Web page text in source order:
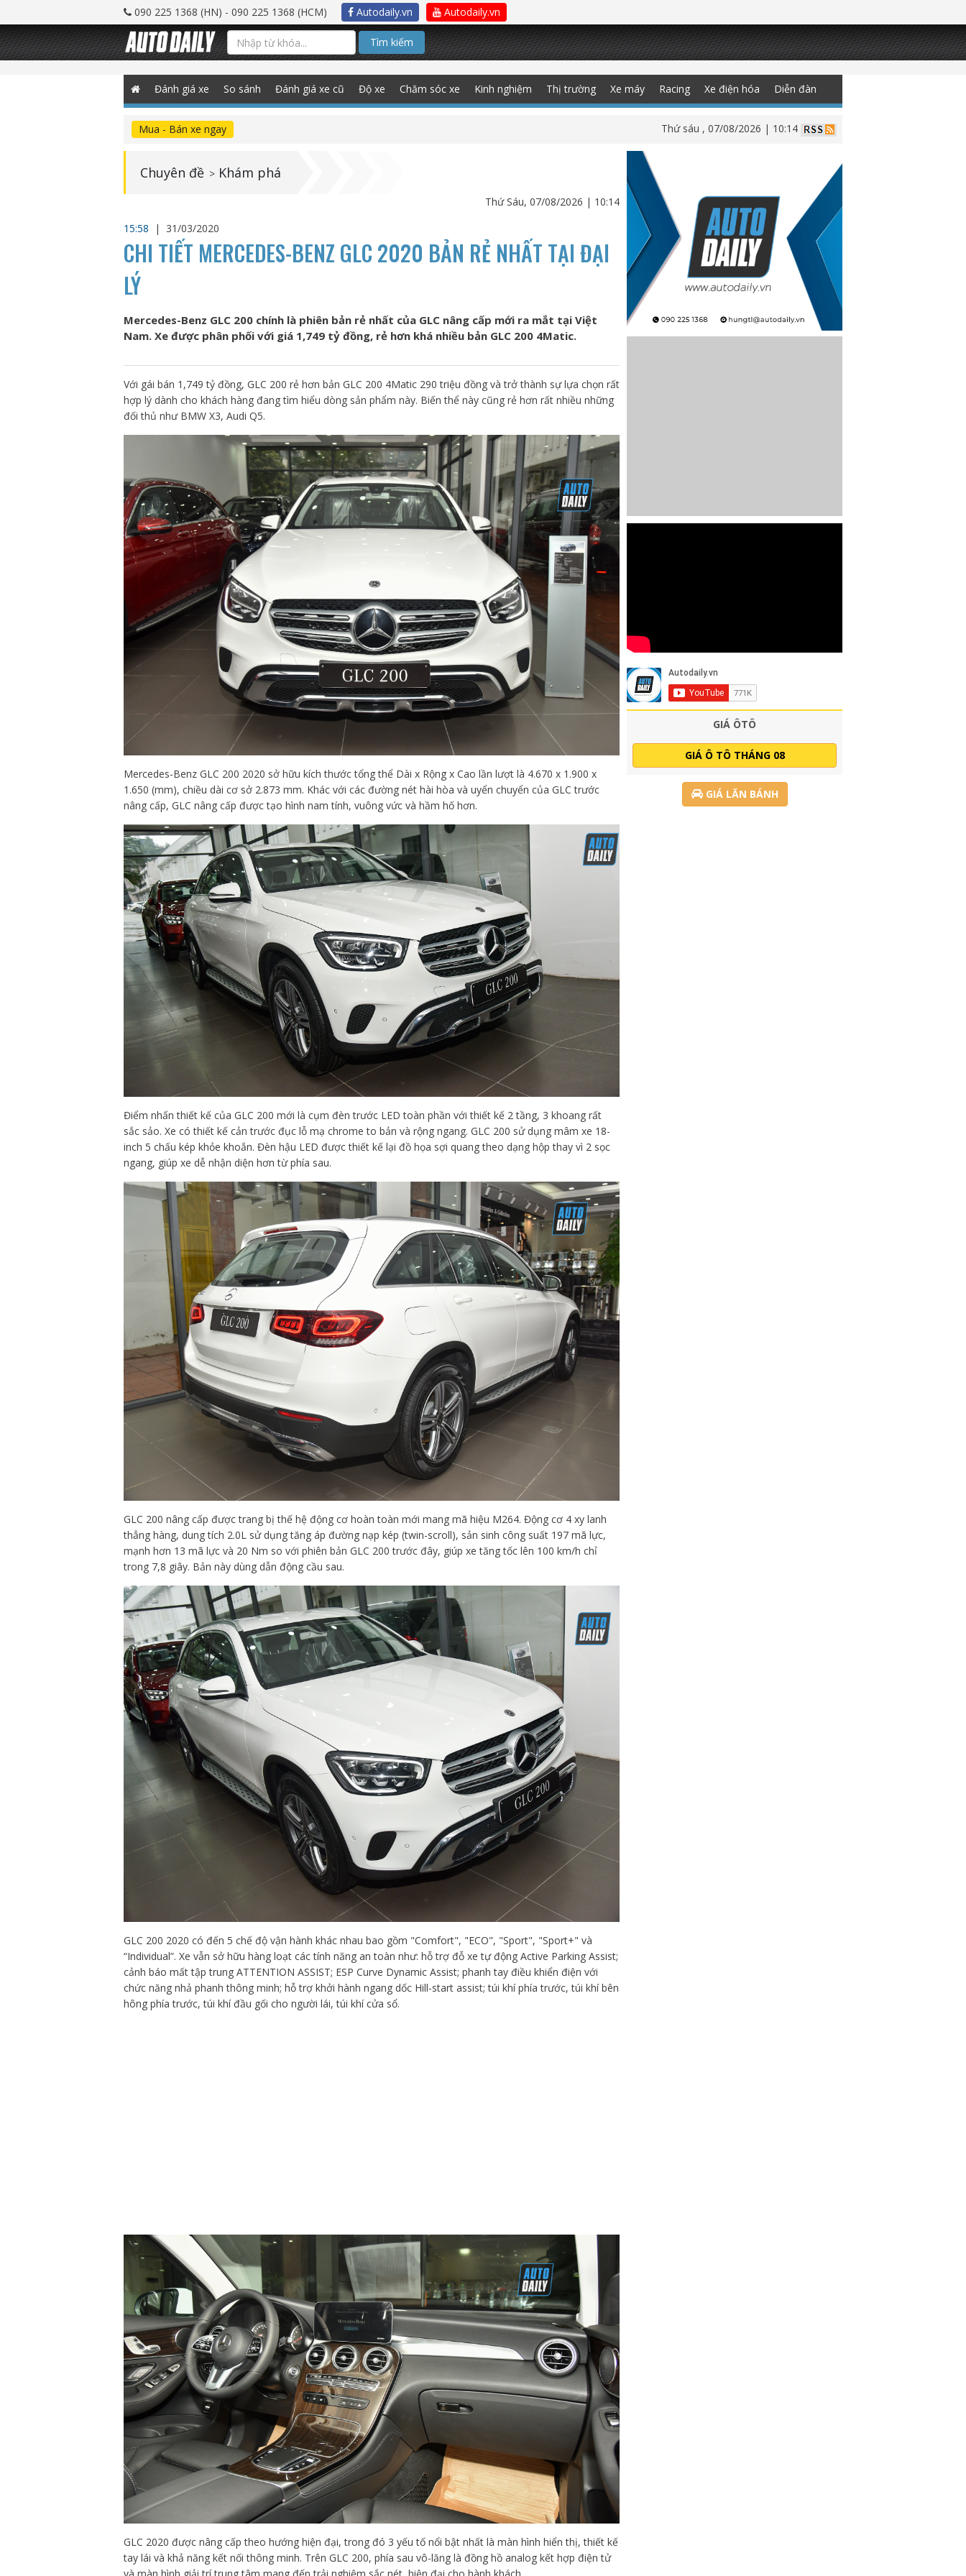
090 225 1368 (HN) - 090 225 1368 (HCM) Autodaily.vn Autodaily.vn
Tìm kiếm
Đánh giá xe So sánh Đánh giá xe cũ Độ xe Chăm sóc xe Kinh nghiệm Thị trường Xe máy Racing Xe điện hóa Diễn đàn
Mua - Bán xe ngay Thứ sáu , 07/08/2026 | 10:14
Chuyên đề > Khám phá
Thứ Sáu, 07/08/2026 | 10:14
15:58
| 31/03/2020
CHI TIẾT MERCEDES-BENZ GLC 2020 BẢN RẺ NHẤT TẠI ĐẠI
LÝ
Mercedes-Benz GLC 200 chính là phiên bản rẻ nhất của GLC nâng cấp mới ra mắt tại Việt
Nam. Xe được phân phối với giá 1,749 tỷ đồng, rẻ hơn khá nhiều bản GLC 200 4Matic.
Với gái bán 1,749 tỷ đồng, GLC 200 rẻ hơn bản GLC 200 4Matic 290 triệu đồng và trở thành sự lựa chọn rất
hợp lý dành cho khách hàng đang tìm hiểu dòng sản phẩm này. Biến thể này cũng rẻ hơn rất nhiều những
đối thủ như BMW X3, Audi Q5.
Mercedes-Benz GLC 200 2020 sở hữu kích thước tổng thể Dài x Rộng x Cao lần lượt là 4.670 x 1.900 x
1.650 (mm), chiều dài cơ sở 2.873 mm. Khác với các đường nét hài hòa và uyển chuyển của GLC trước
nâng cấp, GLC nâng cấp được tạo hình nam tính, vuông vức và hầm hố hơn.
Điểm nhấn thiết kế của GLC 200 mới là cụm đèn trước LED toàn phần với thiết kế 2 tầng, 3 khoang rất
sắc sảo. Xe có thiết kế cản trước đục lỗ mạ chrome to bản và rộng ngang. GLC 200 sử dụng mâm xe 18-
inch 5 chấu kép khỏe khoắn. Đèn hậu LED được thiết kế lại đồ họa sợi quang theo dạng hộp thay vì 2 sọc
ngang, giúp xe dễ nhận diện hơn từ phía sau.
GLC 200 nâng cấp được trang bị thế hệ động cơ hoàn toàn mới mang mã hiệu M264. Động cơ 4 xy lanh
thẳng hàng, dung tích 2.0L sử dụng tăng áp đường nạp kép (twin-scroll), sản sinh công suất 197 mã lực,
mạnh hơn 13 mã lực và 20 Nm so với phiên bản GLC 200 trước đây, giúp xe tăng tốc lên 100 km/h chỉ
trong 7,8 giây. Bản này dùng dẫn động cầu sau.
GLC 200 2020 có đến 5 chế độ vận hành khác nhau bao gồm "Comfort", "ECO", "Sport", "Sport+" và
“Individual”. Xe vẫn sở hữu hàng loạt các tính năng an toàn như: hỗ trợ đỗ xe tự động Active Parking Assist;
cảnh báo mất tập trung ATTENTION ASSIST; ESP Curve Dynamic Assist; phanh tay điều khiển điện với
chức năng nhả phanh thông minh; hỗ trợ khởi hành ngang dốc Hill-start assist; túi khí phía trước, túi khí bên
hông phía trước, túi khí đầu gối cho người lái, túi khí cửa sổ.
GLC 2020 được nâng cấp theo hướng hiện đại, trong đó 3 yếu tố nổi bật nhất là màn hình hiển thị, thiết kế
tay lái và khả năng kết nối thông minh. Trên GLC 200, phía sau vô-lăng là đồng hồ analog kết hợp điện tử
GIÁ ÔTÔ
GIÁ Ô TÔ THÁNG 08
GIÁ LĂN BÁNH